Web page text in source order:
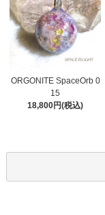
ORGONITE SpaceOrb 0
15
18,800円(税込)